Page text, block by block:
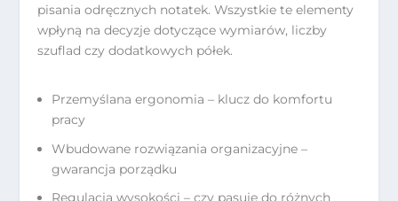
pisania odręcznych notatek. Wszystkie te elementy
wpłyną na decyzje dotyczące wymiarów, liczby
szuflad czy dodatkowych półek.
Przemyślana ergonomia – klucz do komfortu
pracy
Wbudowane rozwiązania organizacyjne –
gwarancja porządku